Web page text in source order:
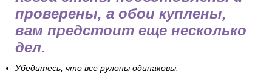
проверены, а обои куплены,
вам предстоит еще несколько
дел.
Убедитесь, что все рулоны одинаковы.